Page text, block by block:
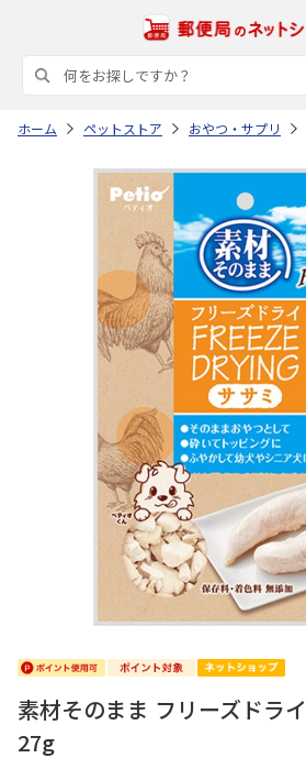
ホーム ペットストア おやつ・サプリ
素材そのまま フリーズドラ
27g